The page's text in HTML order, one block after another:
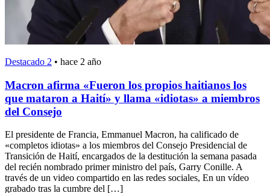
Destacado 2 • hace 2 año
Macron afirma «Fueron los propios haitianos los
que mataron a Haití» y llama «idiotas» a miembros
del Consejo
El presidente de Francia, Emmanuel Macron, ha calificado de
«completos idiotas» a los miembros del Consejo Presidencial de
Transición de Haití, encargados de la destitución la semana pasada
del recién nombrado primer ministro del país, Garry Conille. A
través de un video compartido en las redes sociales, En un vídeo
grabado tras la cumbre del […]